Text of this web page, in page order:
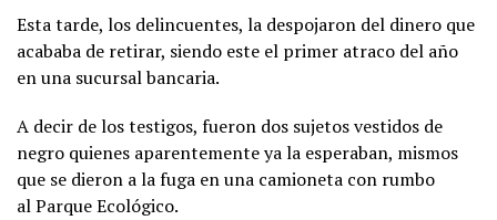
Esta tarde, los delincuentes, la despojaron del dinero que
acababa de retirar, siendo este el primer atraco del año
en una sucursal bancaria.
A decir de los testigos, fueron dos sujetos vestidos de
negro quienes aparentemente ya la esperaban, mismos
que se dieron a la fuga en una camioneta con rumbo
al Parque Ecológico.